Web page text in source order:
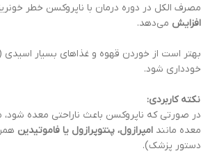
مصرف الکل در دوره درمان با ناپروکسن خطر
افزایش می‌دهد.
بهتر است از خوردن قهوه و غذاهای بسیار اسیدی
خودداری شود.
نکته کاربردی:
در صورتی که ناپروکسن باعث ناراحتی معده شود،
معده مانند امپرازول، پنتوپرازول یا فاموتیدین
دستور پزشک).